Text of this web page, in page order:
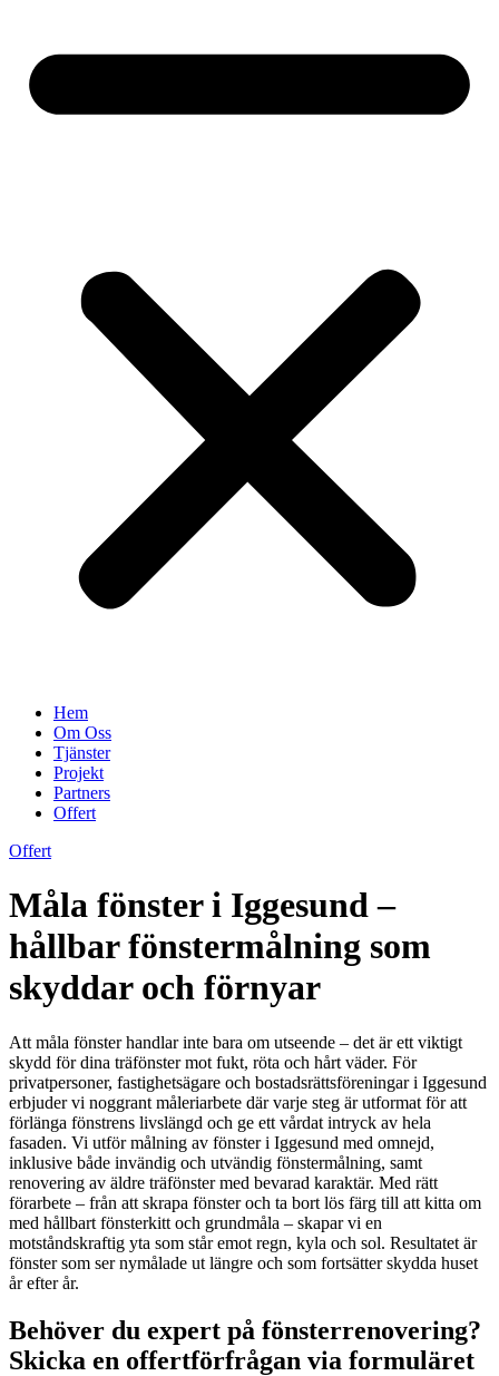
Hem
Om Oss
Tjänster
Projekt
Partners
Offert
Offert
Måla fönster i Iggesund –
hållbar fönstermålning som
skyddar och förnyar
Att måla fönster handlar inte bara om utseende – det är ett viktigt
skydd för dina träfönster mot fukt, röta och hårt väder. För
privatpersoner, fastighetsägare och bostadsrättsföreningar i Iggesund
erbjuder vi noggrant måleriarbete där varje steg är utformat för att
förlänga fönstrens livslängd och ge ett vårdat intryck av hela
fasaden. Vi utför målning av fönster i Iggesund med omnejd,
inklusive både invändig och utvändig fönstermålning, samt
renovering av äldre träfönster med bevarad karaktär. Med rätt
förarbete – från att skrapa fönster och ta bort lös färg till att kitta om
med hållbart fönsterkitt och grundmåla – skapar vi en
motståndskraftig yta som står emot regn, kyla och sol. Resultatet är
fönster som ser nymålade ut längre och som fortsätter skydda huset
år efter år.
Behöver du expert på fönsterrenovering?
Skicka en offertförfrågan via formuläret